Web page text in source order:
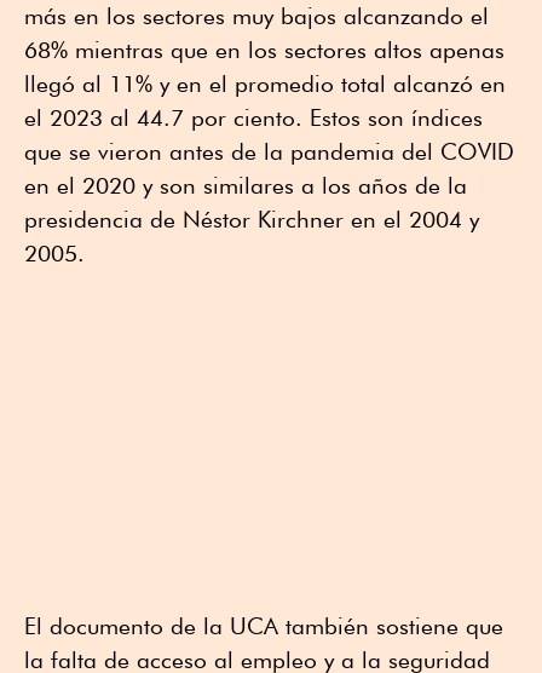
más en los sectores muy bajos alcanzando el
68% mientras que en los sectores altos apenas
llegó al 11% y en el promedio total alcanzó en
el 2023 al 44.7 por ciento. Estos son índices
que se vieron antes de la pandemia del COVID
en el 2020 y son similares a los años de la
presidencia de Néstor Kirchner en el 2004 y
2005.
El documento de la UCA también sostiene que
la falta de acceso al empleo y a la seguridad